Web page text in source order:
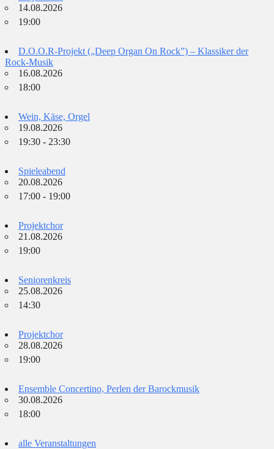
14.08.2026
19:00
D.O.O.R-Projekt („Deep Organ On Rock”) – Klassiker der
Rock-Musik
16.08.2026
18:00
Wein, Käse, Orgel
19.08.2026
19:30 - 23:30
Spieleabend
20.08.2026
17:00 - 19:00
Projektchor
21.08.2026
19:00
Seniorenkreis
25.08.2026
14:30
Projektchor
28.08.2026
19:00
Ensemble Concertino, Perlen der Barockmusik
30.08.2026
18:00
alle Veranstaltungen